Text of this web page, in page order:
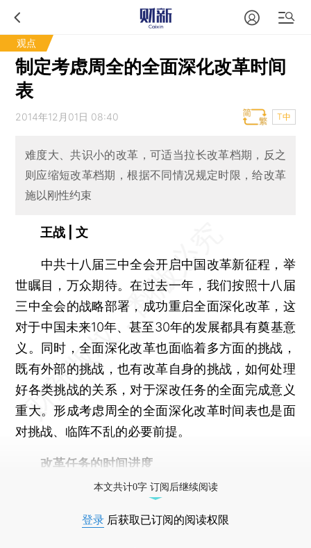
观点
制定考虑周全的全面深化改革时间
表
2014年12月01日 08:40 T中
难度大、共识小的改革，可适当拉长改革档期，反之
则应缩短改革档期，根据不同情况规定时限，给改革
施以刚性约束
王战 | 文
中共十八届三中全会开启中国改革新征程，举
世瞩目，万众期待。在过去一年，我们按照十八届
三中全会的战略部署，成功重启全面深化改革，这
对于中国未来10年、甚至30年的发展都具有奠基意
义。同时，全面深化改革也面临着多方面的挑战，
既有外部的挑战，也有改革自身的挑战，如何处理
好各类挑战的关系，对于深改任务的全面完成意义
重大。形成考虑周全的全面深化改革时间表也是面
对挑战、临阵不乱的必要前提。
改革任务的时间进度
本文共计0字 订阅后继续阅读
登录 后获取已订阅的阅读权限